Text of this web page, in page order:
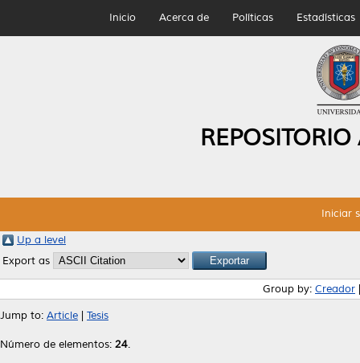
Inicio Acerca de Políticas Estadísticas
Iniciar
Up a level
Export as
Group by: Creador
Jump to: Article Tesis
Número de elementos: 24.